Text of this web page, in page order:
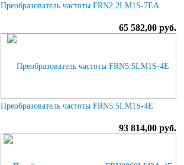
Преобразователь частоты FRN2.2LM1S-7EA
65 582,00 руб.
Преобразователь частоты FRN5.5LM1S-4E
93 814,00 руб.